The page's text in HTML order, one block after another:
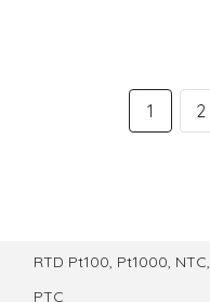
1 2
RTD Pt100, Pt1000, NTC,
PTC